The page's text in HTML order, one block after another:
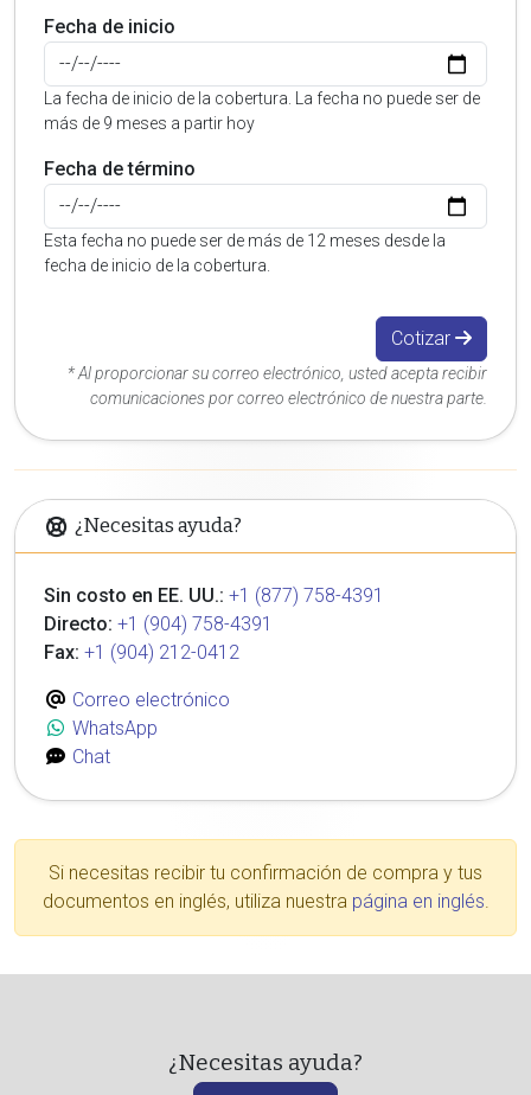
Fecha de inicio
La fecha de inicio de la cobertura. La fecha no puede ser de
más de 9 meses a partir hoy
Fecha de término
Esta fecha no puede ser de más de 12 meses desde la
fecha de inicio de la cobertura.
Cotizar
* Al proporcionar su correo electrónico, usted acepta recibir
comunicaciones por correo electrónico de nuestra parte.
¿Necesitas ayuda?
Sin costo en EE. UU.: +1 (877) 758-4391
Directo: +1 (904) 758-4391
Fax: +1 (904) 212-0412
Correo electrónico
WhatsApp
Chat
Si necesitas recibir tu confirmación de compra y tus
documentos en inglés, utiliza nuestra página en inglés.
¿Necesitas ayuda?